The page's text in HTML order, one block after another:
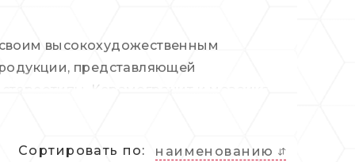
высокохудожественным
представляющей
Керамогранит и мозаика
Сортировать по: наименованию